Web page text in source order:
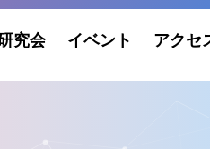
究会 イベント アクセ